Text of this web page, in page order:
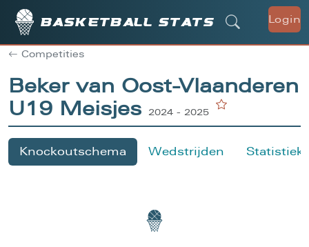
Basketball stats Login
Competities
Beker van Oost-Vlaanderen
U19 Meisjes
2024 - 2025
Knockoutschema Wedstrijden